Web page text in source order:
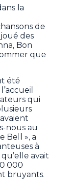
la
de
des
Bon
que
été
qui
nous au
Bell », a
à
avait
000
bruyants.